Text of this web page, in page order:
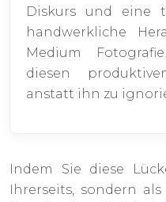
Diskurs und eine
handwerkliche
Medium
diesen
anstatt ihn zu
Indem Sie diese
Ihrerseits, sondern